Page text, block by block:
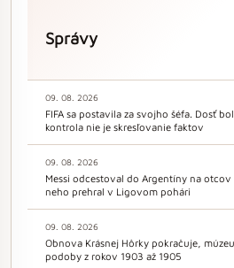
Správy
09. 08. 2026
FIFA sa postavila za svojho šéfa. Dosť
kontrola nie je skresľovanie faktov
09. 08. 2026
Messi odcestoval do Argentíny na
neho prehral v Ligovom pohári
09. 08. 2026
Obnova Krásnej Hôrky pokračuje,
podoby z rokov 1903 až 1905